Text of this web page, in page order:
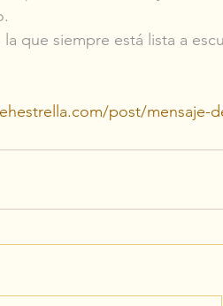
que siempre está lista a
post/mensaje-